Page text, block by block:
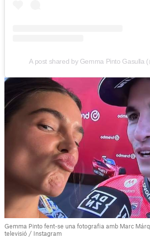
A post shared by Gemma Pinto Gasulla
Gemma Pinto fent-se una fotografia amb Marc
televisió / Instagram